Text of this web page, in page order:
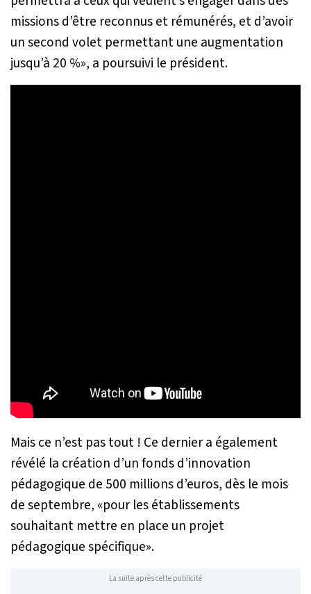
missions d’être reconnus et rémunérés, et d’avoir
un second volet permettant une augmentation
jusqu’à 20 %», a poursuivi le président.
Mais ce n’est pas tout ! Ce dernier a également
révélé la création d’un fonds d’innovation
pédagogique de 500 millions d’euros, dès le mois
de septembre, «pour les établissements
souhaitant mettre en place un projet
pédagogique spécifique».
La suite après cette publicité